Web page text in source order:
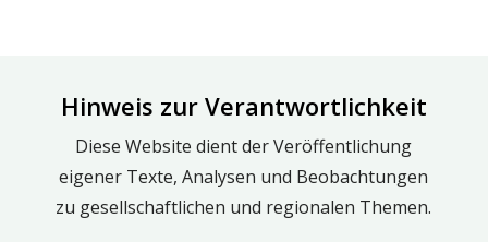
Hinweis zur Verantwortlichkeit
Diese Website dient der Veröffentlichung
eigener Texte, Analysen und Beobachtungen
zu gesellschaftlichen und regionalen Themen.